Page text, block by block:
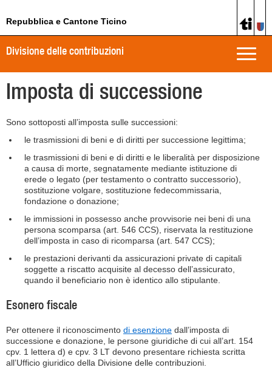
Repubblica e Cantone Ticino
Toggle
Divisione delle contribuzioni
Imposta di successione
Sono sottoposti all’imposta sulle successioni:
le trasmissioni di beni e di diritti per successione legittima;
le trasmissioni di beni e di diritti e le liberalità per disposizione
a causa di morte, segnatamente mediante istituzione di
erede o legato (per testamento o contratto successorio),
sostituzione volgare, sostituzione fedecommissaria,
fondazione o donazione;
le immissioni in possesso anche provvisorie nei beni di una
persona scomparsa (art. 546 CCS), riservata la restituzione
dell’imposta in caso di ricomparsa (art. 547 CCS);
le prestazioni derivanti da assicurazioni private di capitali
soggette a riscatto acquisite al decesso dell’assicurato,
quando il beneficiario non è identico allo stipulante.
Esonero fiscale
Per ottenere il riconoscimento di esenzione dall’imposta di
successione e donazione, le persone giuridiche di cui all’art. 154
cpv. 1 lettera d) e cpv. 3 LT devono presentare richiesta scritta
all’Ufficio giuridico della Divisione delle contribuzioni.